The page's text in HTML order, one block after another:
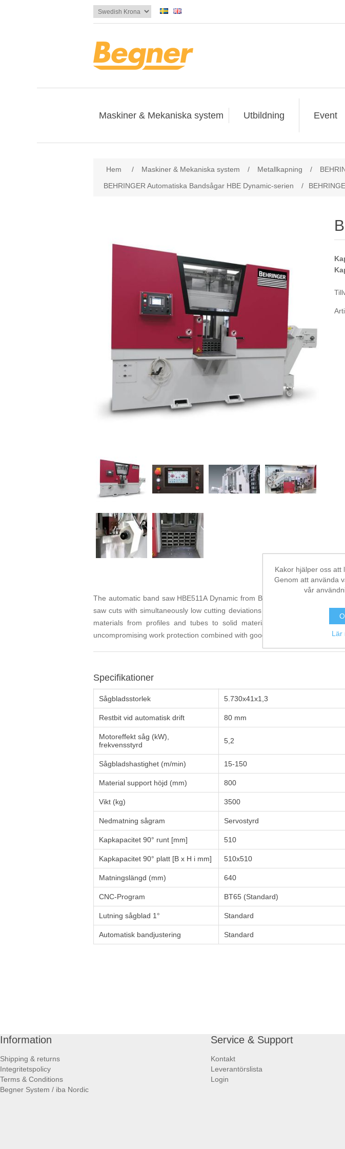
Maskiner & Mekaniska system Utbildning Event
Hem / Maskiner & Mekaniska system / Metallkapning /
BEHRINGER Automatiska Bandsågar HBE Dynamic-serien
/
The automatic band saw HBE511A Dynamic from BEHRINGER is
saw cuts with simultaneously low cutting deviations in easy to difficult-to-
materials from profiles and tubes to solid material. Thanks to its wide-
uncompromising work protection combined with good accessibility. Its low
Specifikationer
Sågbladsstorlek 5.730x41x1,3
Restbit vid automatisk drift 80 mm
Motoreffekt såg (kW),
frekvensstyrd
5,2
Sågbladshastighet (m/min) 15-150
Material support höjd (mm) 800
Vikt (kg) 3500
Nedmatning sågram Servostyrd
Kapkapacitet 90° runt [mm] 510
Kapkapacitet 90° platt [B x H i mm] 510x510
Matningslängd (mm) 640
CNC-Program BT65 (Standard)
Lutning sågblad 1° Standard
Automatisk bandjustering Standard
Information
Shipping & returns
Integritetspolicy
Terms & Conditions
Begner System / iba Nordic
Service & Support
Kontakt
Leverantörslista
Login
Kakor hjälper oss att
Genom att använda
vår
Lär